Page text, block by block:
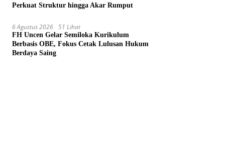
Perkuat Struktur hingga Akar Rumput
6 Agustus 2026 51 Lihat
FH Uncen Gelar Semiloka Kurikulum
Berbasis OBE, Fokus Cetak Lulusan Hukum
Berdaya Saing